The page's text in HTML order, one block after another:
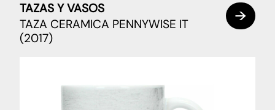
TAZAS Y VASOS
TAZA CERAMICA PENNYWISE IT
(2017)